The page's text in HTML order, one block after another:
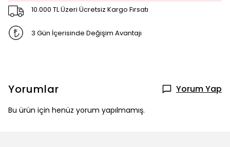
10.000 TL Üzeri Ücretsiz Kargo Fırsatı
3 Gün İçerisinde Değişim Avantajı
Yorumlar Yorum Yap
Bu ürün için henüz yorum yapılmamış.